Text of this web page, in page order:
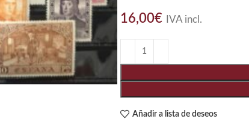
16,00€ IVA incl.
Añadir a lista de deseos